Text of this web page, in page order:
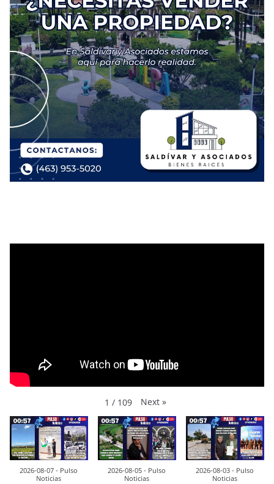
1 / 109 Next »
2026-08-07 - Pulso
Noticias
2026-08-05 - Pulso
Noticias
2026-08-03 - Pulso
Noticias